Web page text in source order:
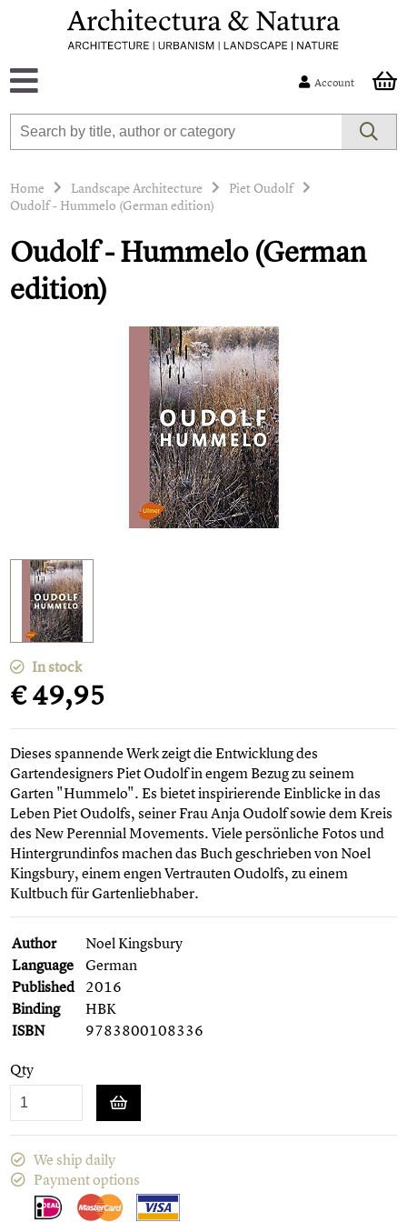
Account
Home Landscape Architecture
Piet Oudolf
Oudolf - Hummelo (German edition)
Oudolf - Hummelo (German
edition)
In stock
€ 49,95
Dieses spannende Werk zeigt die Entwicklung des
Gartendesigners Piet Oudolf in engem Bezug zu seinem
Garten "Hummelo". Es bietet inspirierende Einblicke in das
Leben Piet Oudolfs, seiner Frau Anja Oudolf sowie dem Kreis
des New Perennial Movements. Viele persönliche Fotos und
Hintergrundinfos machen das Buch geschrieben von Noel
Kingsbury, einem engen Vertrauten Oudolfs, zu einem
Kultbuch für Gartenliebhaber.
Author
Noel Kingsbury
Language
German
Published 2016
Binding
HBK
ISBN
9783800108336
Qty
We ship daily
Payment options